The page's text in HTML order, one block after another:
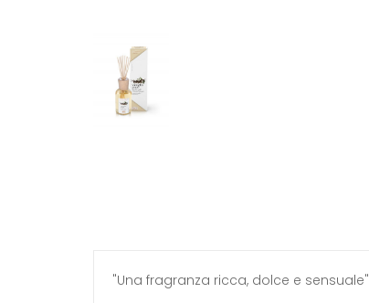
"Una fragranza ricca, dolce e sensuale"